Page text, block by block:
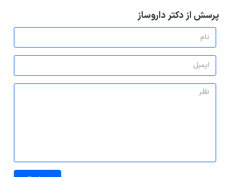
پرسش از دکتر داروساز